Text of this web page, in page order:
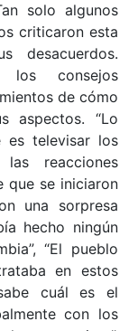
solo algunos
criticaron esta
desacuerdos.
los consejos
de cómo
aspectos. “Lo
es televisar los
reacciones
que se iniciaron
una sorpresa
hecho ningún
“El pueblo
en estos
cuál es el
con los